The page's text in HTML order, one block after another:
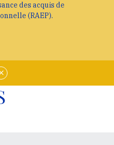
des acquis de
(RAEP).